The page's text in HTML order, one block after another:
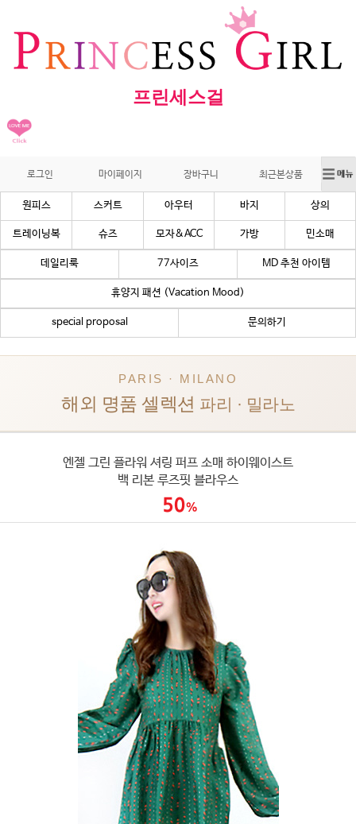
프린세스걸
로그인 마이페이지 장바구니 최근본상품
원피스 스커트 아우터 바지 상의
트레이닝복 슈즈 모자&ACC 가방 민소매
데일리룩 77사이즈 MD 추천 아이템
휴양지 패션 (Vacation Mood)
special proposal 문의하기
PARIS · MILANO
해외 명품 셀렉션 파리 · 밀라노
엔젤 그린 플라워 셔링 퍼프 소매 하이웨이스트
백 리본 루즈핏 블라우스